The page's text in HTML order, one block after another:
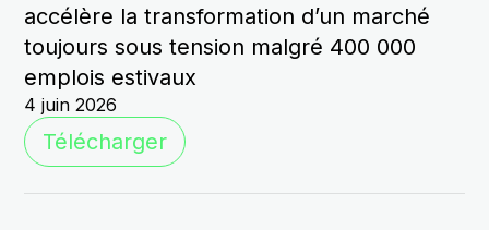
accélère la transformation d’un marché
toujours sous tension malgré 400 000
emplois estivaux
4 juin 2026
Télécharger